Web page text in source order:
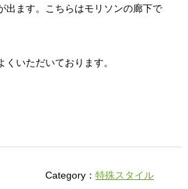
出ます。こちらはモリソンの廊下で
いただいております。
Category：特殊スタイル